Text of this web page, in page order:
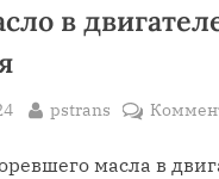
в
By
pstrans
масла в